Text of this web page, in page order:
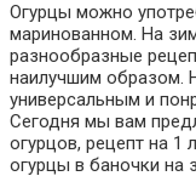
Огурцы можно
маринованном. На
разнообразные
наилучшим образом.
универсальным и
Сегодня мы вам
огурцов, рецепт на 1
огурцы в баночки на